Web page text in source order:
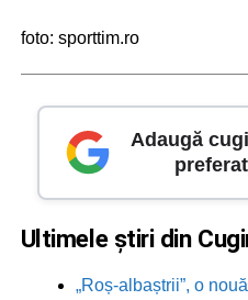
foto: sporttim.ro
Adaugă
Ultimele știri din
„Roș-albaștrii”, o